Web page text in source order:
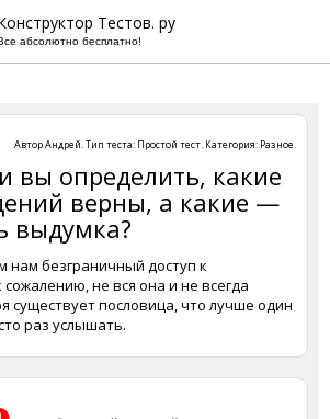
Тестов. ру
абсолютно бесплатно!
АвторАндрей. Тип теста: Простой тест. Категория: Разное.
вы определить, какие
верны, а какие —
выдумка?
нам безграничный доступ к
не вся она и не всегда
существует пословица, что лучше один
раз услышать.